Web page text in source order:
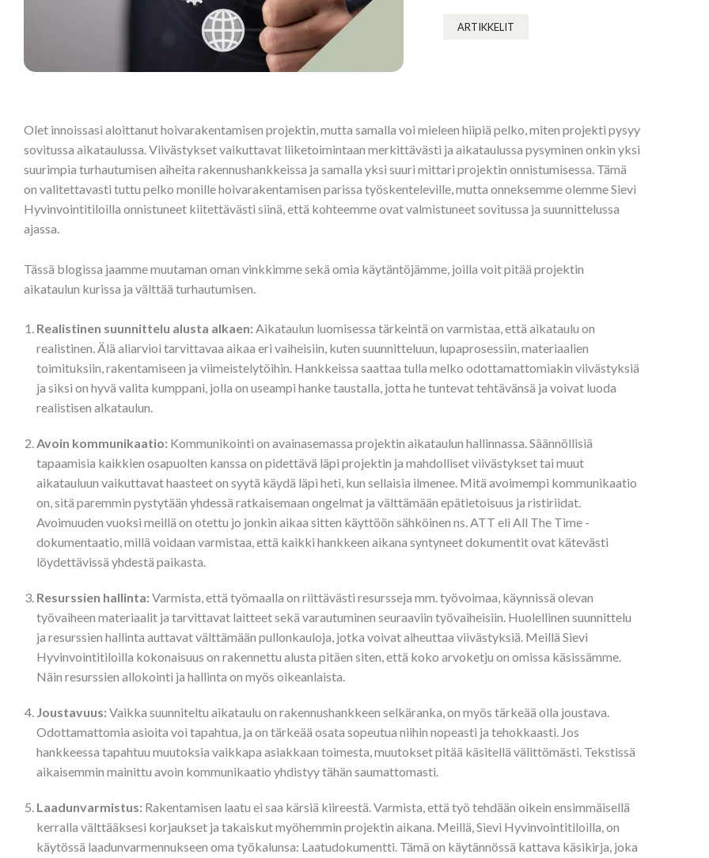
ARTIKKELIT
Olet innoissasi aloittanut hoivarakentamisen projektin, mutta samalla voi mieleen hiipiä pelko, miten projekti pysyy
sovitussa aikataulussa. Viivästykset vaikuttavat liiketoimintaan merkittävästi ja aikataulussa pysyminen onkin yksi
suurimpia turhautumisen aiheita rakennushankkeissa ja samalla yksi suuri mittari projektin onnistumisessa. Tämä
on valitettavasti tuttu pelko monille hoivarakentamisen parissa työskenteleville, mutta onneksemme olemme Sievi
Hyvinvointitiloilla onnistuneet kiitettävästi siinä, että kohteemme ovat valmistuneet sovitussa ja suunnittelussa
ajassa.
Tässä blogissa jaamme muutaman oman vinkkimme sekä omia käytäntöjämme, joilla voit pitää projektin
aikataulun kurissa ja välttää turhautumisen.
Realistinen suunnittelu alusta alkaen: Aikataulun luomisessa tärkeintä on varmistaa, että aikataulu on
realistinen. Älä aliarvioi tarvittavaa aikaa eri vaiheisiin, kuten suunnitteluun, lupaprosessiin, materiaalien
toimituksiin, rakentamiseen ja viimeistelytöihin. Hankkeissa saattaa tulla melko odottamattomiakin viivästyksiä
ja siksi on hyvä valita kumppani, jolla on useampi hanke taustalla, jotta he tuntevat tehtävänsä ja voivat luoda
realistisen aikataulun.
Avoin kommunikaatio: Kommunikointi on avainasemassa projektin aikataulun hallinnassa. Säännöllisiä
tapaamisia kaikkien osapuolten kanssa on pidettävä läpi projektin ja mahdolliset viivästykset tai muut
aikatauluun vaikuttavat haasteet on syytä käydä läpi heti, kun sellaisia ilmenee. Mitä avoimempi kommunikaatio
on, sitä paremmin pystytään yhdessä ratkaisemaan ongelmat ja välttämään epätietoisuus ja ristiriidat.
Avoimuuden vuoksi meillä on otettu jo jonkin aikaa sitten käyttöön sähköinen ns. ATT eli All The Time -
dokumentaatio, millä voidaan varmistaa, että kaikki hankkeen aikana syntyneet dokumentit ovat kätevästi
löydettävissä yhdestä paikasta.
Resurssien hallinta: Varmista, että työmaalla on riittävästi resursseja mm. työvoimaa, käynnissä olevan
työvaiheen materiaalit ja tarvittavat laitteet sekä varautuminen seuraaviin työvaiheisiin. Huolellinen suunnittelu
ja resurssien hallinta auttavat välttämään pullonkauloja, jotka voivat aiheuttaa viivästyksiä. Meillä Sievi
Hyvinvointitiloilla kokonaisuus on rakennettu alusta pitäen siten, että koko arvoketju on omissa käsissämme.
Näin resurssien allokointi ja hallinta on myös oikeanlaista.
Joustavuus: Vaikka suunniteltu aikataulu on rakennushankkeen selkäranka, on myös tärkeää olla joustava.
Odottamattomia asioita voi tapahtua, ja on tärkeää osata sopeutua niihin nopeasti ja tehokkaasti. Jos
hankkeessa tapahtuu muutoksia vaikkapa asiakkaan toimesta, muutokset pitää käsitellä välittömästi. Tekstissä
aikaisemmin mainittu avoin kommunikaatio yhdistyy tähän saumattomasti.
Laadunvarmistus: Rakentamisen laatu ei saa kärsiä kiireestä. Varmista, että työ tehdään oikein ensimmäisellä
kerralla välttääksesi korjaukset ja takaiskut myöhemmin projektin aikana. Meillä, Sievi Hyvinvointitiloilla, on
käytössä laadunvarmennukseen oma työkalunsa: Laatudokumentti. Tämä on käytännössä kattava käsikirja, joka